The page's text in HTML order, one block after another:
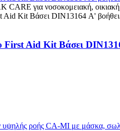
First Aid Kit Βάσει